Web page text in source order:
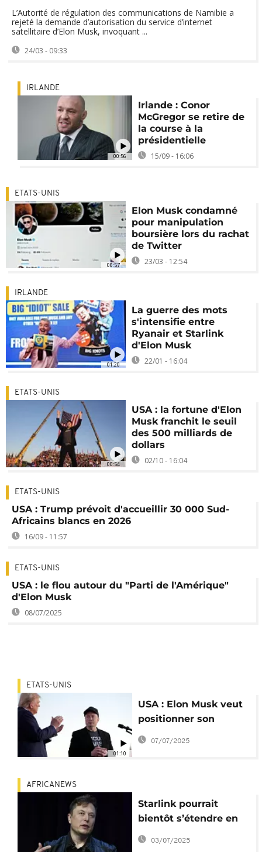
L’Autorité de régulation des communications de Namibie a
rejeté la demande d’autorisation du service d’internet
satellitaire d’Elon Musk, invoquant ...
24/03 - 09:33
00:56
IRLANDE
Irlande : Conor
McGregor se retire de
la course à la
présidentielle
15/09 - 16:06
00:57
ETATS-UNIS
Elon Musk condamné
pour manipulation
boursière lors du rachat
de Twitter
23/03 - 12:54
01:20
IRLANDE
La guerre des mots
s'intensifie entre
Ryanair et Starlink
d'Elon Musk
22/01 - 16:04
00:54
ETATS-UNIS
USA : la fortune d'Elon
Musk franchit le seuil
des 500 milliards de
dollars
02/10 - 16:04
ETATS-UNIS
USA : Trump prévoit d'accueillir 30 000 Sud-
Africains blancs en 2026
16/09 - 11:57
ETATS-UNIS
USA : le flou autour du "Parti de l'Amérique"
d'Elon Musk
08/07/2025
01:10
ETATS-UNIS
USA : Elon Musk veut
positionner son
"America Party"
contre Donald Trump
07/07/2025
AFRICANEWS
Starlink pourrait
bientôt s’étendre en
Afrique du Sud
03/07/2025